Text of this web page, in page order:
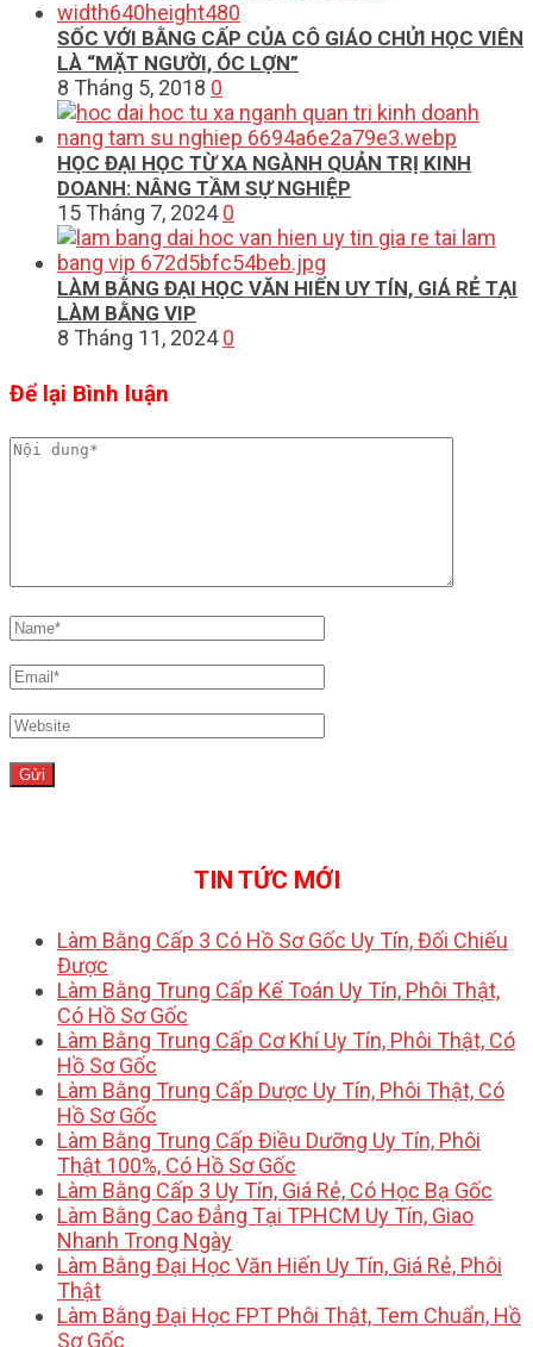
SỐC VỚI BẰNG CẤP CỦA CÔ GIÁO CHỬI HỌC VIÊN
LÀ “MẶT NGƯỜI, ÓC LỢN”
8 Tháng 5, 2018 0
HỌC ĐẠI HỌC TỪ XA NGÀNH QUẢN TRỊ KINH
DOANH: NÂNG TẦM SỰ NGHIỆP
15 Tháng 7, 2024 0
LÀM BẰNG ĐẠI HỌC VĂN HIẾN UY TÍN, GIÁ RẺ TẠI
LÀM BẰNG VIP
8 Tháng 11, 2024 0
Để lại Bình luận
TIN TỨC MỚI
Làm Bằng Cấp 3 Có Hồ Sơ Gốc Uy Tín, Đối Chiếu
Được
Làm Bằng Trung Cấp Kế Toán Uy Tín, Phôi Thật,
Có Hồ Sơ Gốc
Làm Bằng Trung Cấp Cơ Khí Uy Tín, Phôi Thật, Có
Hồ Sơ Gốc
Làm Bằng Trung Cấp Dược Uy Tín, Phôi Thật, Có
Hồ Sơ Gốc
Làm Bằng Trung Cấp Điều Dưỡng Uy Tín, Phôi
Thật 100%, Có Hồ Sơ Gốc
Làm Bằng Cấp 3 Uy Tín, Giá Rẻ, Có Học Bạ Gốc
Làm Bằng Cao Đẳng Tại TPHCM Uy Tín, Giao
Nhanh Trong Ngày
Làm Bằng Đại Học Văn Hiến Uy Tín, Giá Rẻ, Phôi
Thật
Làm Bằng Đại Học FPT Phôi Thật, Tem Chuẩn, Hồ
Sơ Gốc